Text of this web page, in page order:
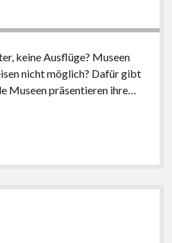
keine Ausflüge? Museen
nicht möglich? Dafür gibt
Museen präsentieren ihre…